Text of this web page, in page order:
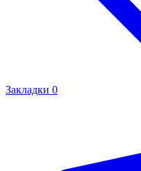
Закладки 0